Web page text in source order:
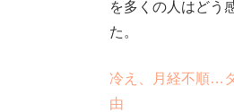
を多くの人はどう
た。
冷え、月経不順…
由